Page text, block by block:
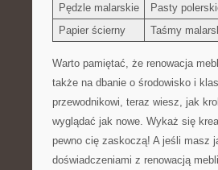
Pędzle malarskie
Pasty
Papier ścierny
Taśmy
Warto pamiętać, ⁣że renowacja
także na dbanie o środowisko i⁢
‍przewodnikowi, teraz wiesz,‍ jak⁤
wyglądać⁣ jak nowe. Wykaż się
pewno cię zaskoczą! ‍A jeśli masz
doświadczeniami z renowacją